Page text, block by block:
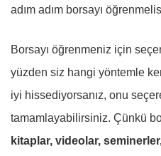
adım adım borsayı
Borsayı öğrenmeniz için
yüzden siz hangi yöntemle
iyi hissediyorsanız, onu
tamamlayabilirsiniz. Çünkü
kitaplar, videolar,